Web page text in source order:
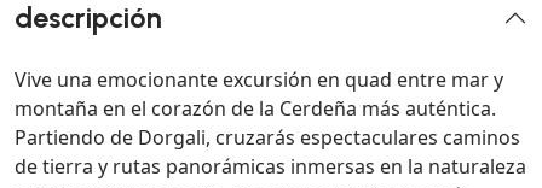
descripción
Vive una emocionante excursión en quad entre mar y
montaña en el corazón de la Cerdeña más auténtica.
Partiendo de Dorgali, cruzarás espectaculares caminos
de tierra y rutas panorámicas inmersas en la naturaleza